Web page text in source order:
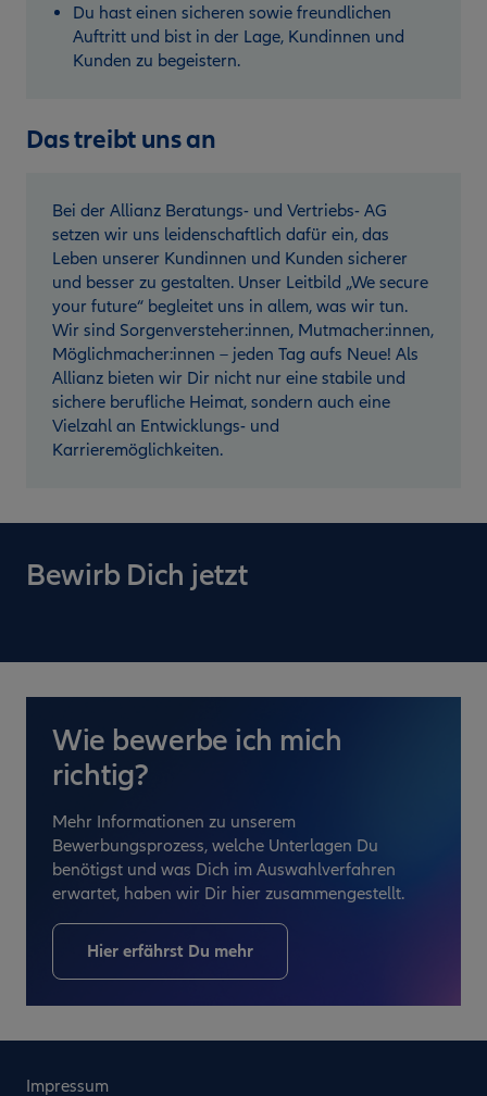
Du hast einen sicheren sowie freundlichen
Auftritt und bist in der Lage, Kundinnen und
Kunden zu begeistern.
Das treibt uns an
Bei der Allianz Beratungs- und Vertriebs- AG
setzen wir uns leidenschaftlich dafür ein, das
Leben unserer Kundinnen und Kunden sicherer
und besser zu gestalten. Unser Leitbild „We secure
your future“ begleitet uns in allem, was wir tun.
Wir sind Sorgenversteher:innen, Mutmacher:innen,
Möglichmacher:innen – jeden Tag aufs Neue! Als
Allianz bieten wir Dir nicht nur eine stabile und
sichere berufliche Heimat, sondern auch eine
Vielzahl an Entwicklungs- und
Karrieremöglichkeiten.
Bewirb Dich jetzt
Wie bewerbe ich mich
richtig?
Mehr Informationen zu unserem
Bewerbungsprozess, welche Unterlagen Du
benötigst und was Dich im Auswahlverfahren
erwartet, haben wir Dir hier zusammengestellt.
Hier erfährst Du mehr
Impressum